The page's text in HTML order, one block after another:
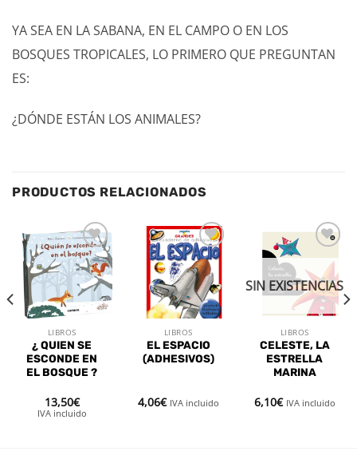
YA SEA EN LA SABANA, EN EL CAMPO O EN LOS
BOSQUES TROPICALES, LO PRIMERO QUE PREGUNTAN
ES:
¿DÓNDE ESTÁN LOS ANIMALES?
PRODUCTOS RELACIONADOS
Añadir
a la
lista de
deseos
LIBROS
¿ QUIEN SE
ESCONDE EN
EL BOSQUE ?
13,50€
IVA incluido
Añadir
a la
lista de
deseos
LIBROS
EL ESPACIO
(ADHESIVOS)
4,06€ IVA incluido
Añadir
a la
lista de
deseos
SIN EXISTENCIAS
LIBROS
CELESTE, LA
ESTRELLA
MARINA
6,10€ IVA incluido